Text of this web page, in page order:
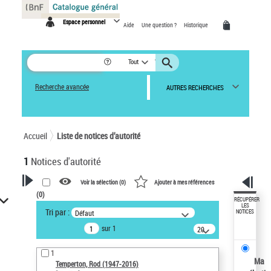
Espace personnel Aide Une question ? Historique
Tout
Recherche avancée AUTRES RECHERCHES
Accueil Liste de notices d’autorité
1 Notices d'autorité
VOTRE RECHERCHE
Recherche avancée dans les
notices d’autorité
Œuvres liées à l'auteur :
Temperton, Rod (1947-2016)
Voir la sélection (0) Ajouter à mes références
(0)
Tri par : Défaut
sur 1
20
résultats/page
1
Temperton, Rod (1947-2016)
RÉCUPÉRER
LES
NOTICES
Ma
Panneau de gestion des cookies